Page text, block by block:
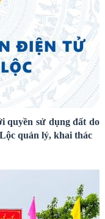
quyền sử dụng đất do
quản lý, khai thác